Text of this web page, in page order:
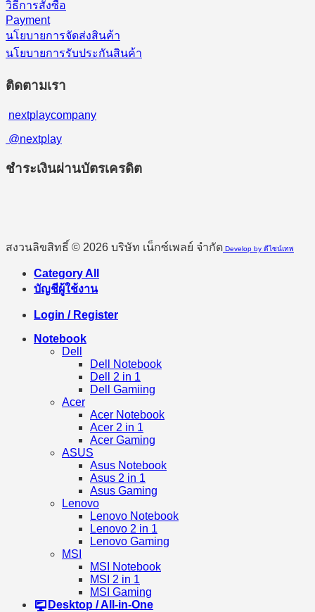
วิธีการสั่งซื้อ
Payment
นโยบายการจัดส่งสินค้า
นโยบายการรับประกันสินค้า
ติดตามเรา
nextplaycompany
@nextplay
ชำระเงินผ่านบัตรเครดิต
สงวนลิขสิทธิ์ © 2026 บริษัท เน็กซ์เพลย์ จำกัด Develop by ดีไซน์เทพ
Category All
บัญชีผู้ใช้งาน
Login / Register
Notebook
Dell
Dell Notebook
Dell 2 in 1
Dell Gamiing
Acer
Acer Notebook
Acer 2 in 1
Acer Gaming
ASUS
Asus Notebook
Asus 2 in 1
Asus Gaming
Lenovo
Lenovo Notebook
Lenovo 2 in 1
Lenovo Gaming
MSI
MSI Notebook
MSI 2 in 1
MSI Gaming
Desktop / All-in-One